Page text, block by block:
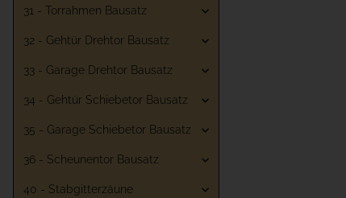
31 - Torrahmen Bausatz
32 - Gehtür Drehtor Bausatz
33 - Garage Drehtor Bausatz
34 - Gehtür Schiebetor Bausatz
35 - Garage Schiebetor Bausatz
36 - Scheunentor Bausatz
40 - Stabgitterzäune